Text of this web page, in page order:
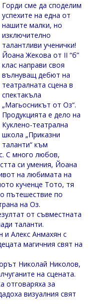
Горди сме да споделим
успехите на една от
нашите малки, но
изключително
талантливи ученички!
Йоана Жекова от II “б”
клас направи своя
вълнуващ дебют на
театралната сцена в
спектакъла
„Магьосникът от Оз“.
Продукцията е дело на
Куклено-театрална
школа „Приказни
таланти“ към
С много любов,
си умения, Йоана
на любимата на
кученце Тото, тя
пътешествие по
на Оз.
от съвместната
таланти.
и Алекс Анмахян с
магичния свят на
Николай Николов,
на сцената.
отговаряха за
визуалния свят